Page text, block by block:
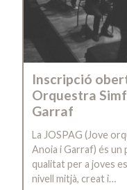
Inscripció
Orquestra
Garraf
La JOSPAG (Jove
Anoia i Garraf) és un
qualitat per a joves
nivell mitjà, creat i…